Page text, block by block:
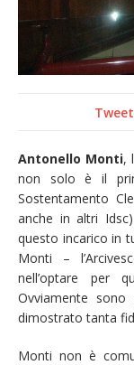
Tweet
Antonello Monti,
non solo è il
Sostentamento
anche in altri
questo incarico in
Monti –
nell’optare per
Ovviamente
dimostrato tanta
Monti non è